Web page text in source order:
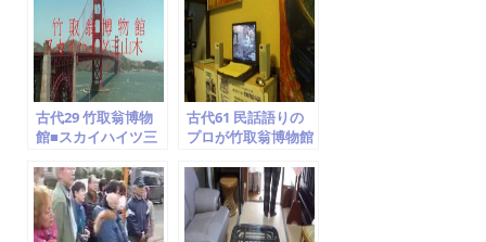
o
o
k
古代29 竹取翁博物
館■スカイハイツ三
古代61 民話語りの
プロが竹取翁博物館
ト空海説